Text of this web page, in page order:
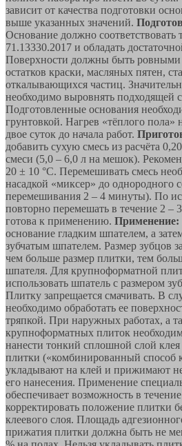
зависит от качества подготовки
выше указанных значений.
Основание должно
71.13330.2017 и обладать
Поверхности должны быть
остатков краски, масляных пятен,
откалывающихся частиц.
необходимо выровнять подходящей
Подготовленные основания
грунтовкой. Нагрев «тёплого пола»
двое суток до начала работ.
добавить сухую смесь из расчёта
смеси (5,0 – 6,0 л на мешок).
20 ± 10 °С. Перемешивать смесь
насадкой «миксер» до однородного
перемешивания 2 – 4 минуты). По
повторно перемешать в течение 2 –
готова к применению. Применение:
основание гладким шпателем, а
зубчатым шпателем. Размер зубцов
чем больше размер плитки, тем
шпателя. Для крупноформатной
использовать шпатель с размером
Плитку запрещается смачивать. В
необходимо обработать ее
тряпкой. При наружных работах, а
крупноформатных плиток
нанести тонкий сплошной слой
плитки («комбинированный способ
укладывают на клей и прижимают
его нанесения. Применение
обеспечивает возможность в
корректировать положение плитки
клеевого слоя. Площадь
прижатия плитки должна быть не